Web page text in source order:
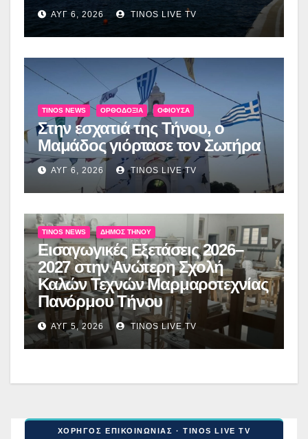
ΑΥΓ 6, 2026 TINOS LIVE TV
TINOS NEWS ΟΡΘΟΔΟΞΊΑ ΟΦΙΟΎΣΑ
Στην εσχατιά της Τήνου, ο
Μαμάδος γιόρτασε τον Σωτήρα
ΑΥΓ 6, 2026 TINOS LIVE TV
TINOS NEWS ΔΉΜΟΣ ΤΉΝΟΥ
Εισαγωγικές Εξετάσεις 2026–
2027 στην Ανώτερη Σχολή
Καλών Τεχνών Μαρμαροτεχνίας
Πανόρμου Τήνου
ΑΥΓ 5, 2026 TINOS LIVE TV
ΧΟΡΗΓΟΣ ΕΠΙΚΟΙΝΩΝΙΑΣ · TINOS LIVE TV